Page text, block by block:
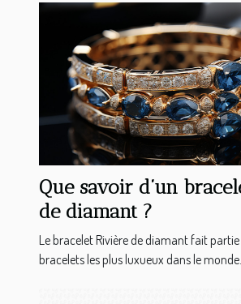
Que savoir d’un
de diamant ?
Le bracelet Rivière de diamant fait partie
bracelets les plus luxueux dans le